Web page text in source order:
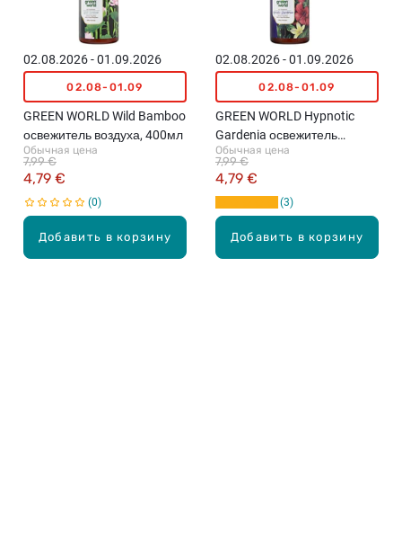
Добавить в корзину
02.08.2026 - 01.09.2026
02.08-01.09
GREEN WORLD Wild Bamboo
освежитель воздуха, 400мл
Обычная цена
4,79 €
7,99 €
0
Добавить в корзину
02.08.2026 - 01.09.2026
02.08-01.09
GREEN WORLD Hypnotic
Gardenia освежитель
воздуха, 400мл
Обычная цена
4,79 €
7,99 €
3